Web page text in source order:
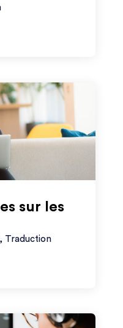
sur les
Traduction